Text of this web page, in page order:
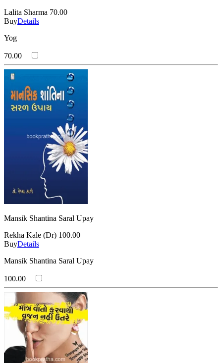
Lalita Sharma 70.00
BuyDetails
Yog
70.00
Mansik Shantina Saral Upay
Rekha Kale (Dr) 100.00
BuyDetails
Mansik Shantina Saral Upay
100.00